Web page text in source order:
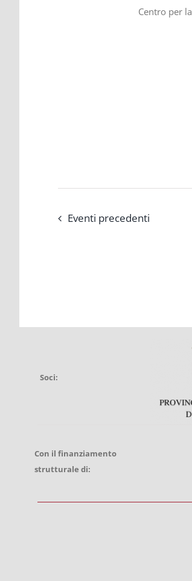
Centro per
Eventi precedenti
Soci:
Con il finanziamento
strutturale di: